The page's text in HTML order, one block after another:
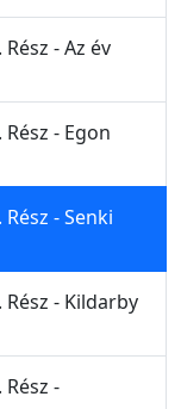
- Az év
- Egon
- Senki
- Kildarby
-